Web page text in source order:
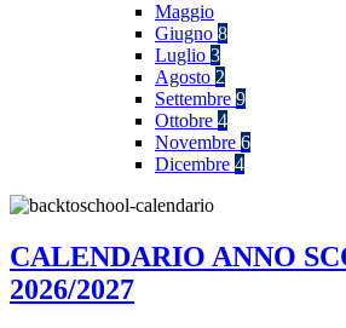
Maggio
Giugno 8
Luglio 3
Agosto 2
Settembre 9
Ottobre 4
Novembre 6
Dicembre 4
CALENDARIO ANNO
2026/2027